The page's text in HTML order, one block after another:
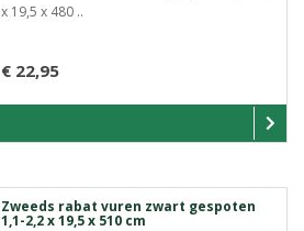
x 19,5 x 480 ..
€ 22,95
Zweeds rabat vuren zwart gespoten
1,1-2,2 x 19,5 x 510 cm